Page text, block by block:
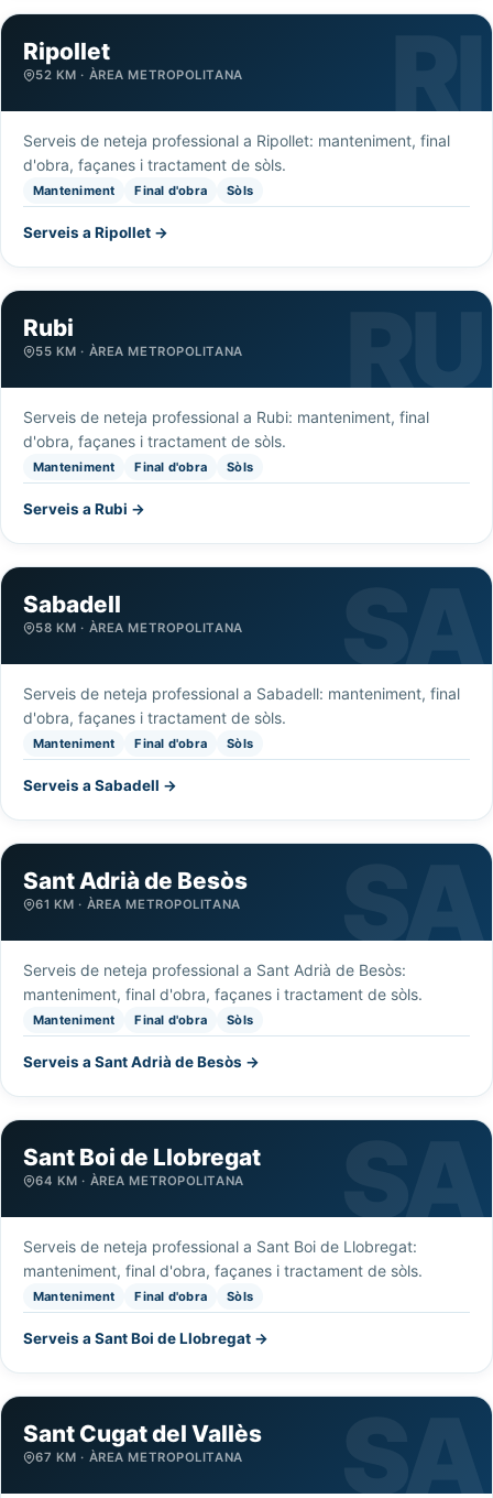
Ripollet
52 KM · ÀREA METROPOLITANA
Serveis de neteja professional a Ripollet: manteniment, final
d'obra, façanes i tractament de sòls.
Manteniment Final d'obra Sòls
Serveis a Ripollet →
Rubi
55 KM · ÀREA METROPOLITANA
Serveis de neteja professional a Rubi: manteniment, final
d'obra, façanes i tractament de sòls.
Manteniment Final d'obra Sòls
Serveis a Rubi →
Sabadell
58 KM · ÀREA METROPOLITANA
Serveis de neteja professional a Sabadell: manteniment, final
d'obra, façanes i tractament de sòls.
Manteniment Final d'obra Sòls
Serveis a Sabadell →
Sant Adrià de Besòs
61 KM · ÀREA METROPOLITANA
Serveis de neteja professional a Sant Adrià de Besòs:
manteniment, final d'obra, façanes i tractament de sòls.
Manteniment Final d'obra Sòls
Serveis a Sant Adrià de Besòs →
Sant Boi de Llobregat
64 KM · ÀREA METROPOLITANA
Serveis de neteja professional a Sant Boi de Llobregat:
manteniment, final d'obra, façanes i tractament de sòls.
Manteniment Final d'obra Sòls
Serveis a Sant Boi de Llobregat →
Sant Cugat del Vallès
67 KM · ÀREA METROPOLITANA